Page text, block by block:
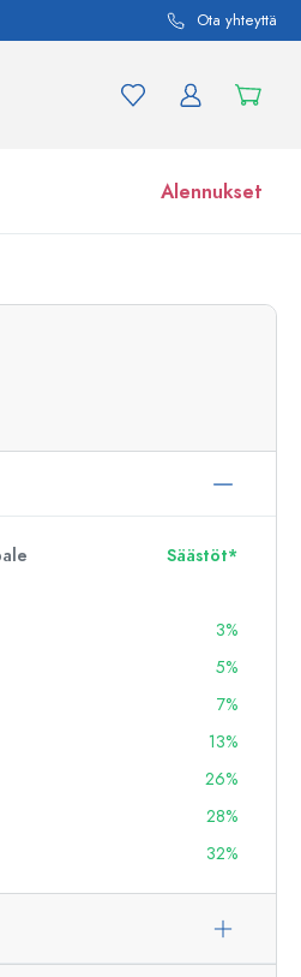
Ota yhteyttä
Alennukset
Säästöt*
3%
5%
7%
13%
26%
28%
32%